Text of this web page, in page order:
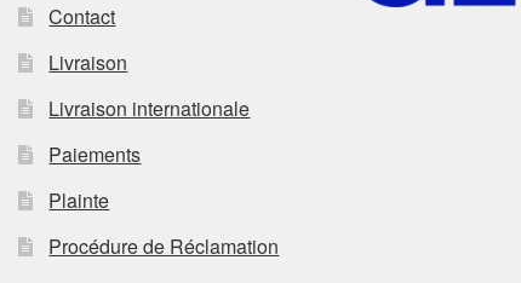
Contact
Livraison
Livraison internationale
Paiements
Plainte
Procédure de Réclamation